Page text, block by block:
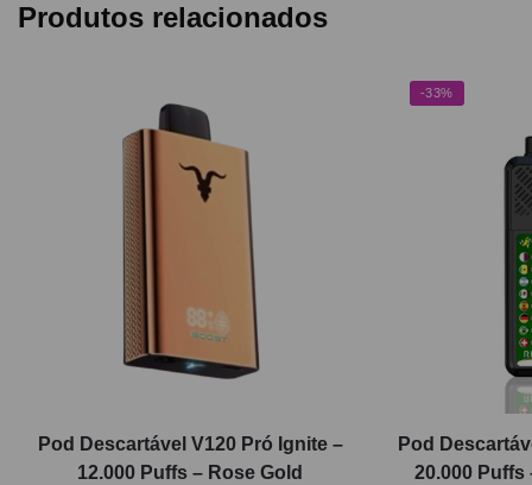
Produtos relacionados
Pod Descartável V120 Pró Ignite –
12.000 Puffs – Rose Gold
-33%
Pod
20.000 Puffs